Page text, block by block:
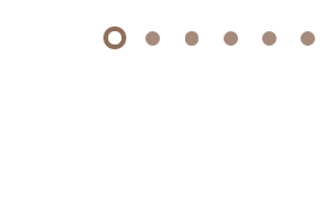
1 2 3 4 5 6